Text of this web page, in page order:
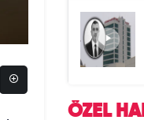
ÖZEL